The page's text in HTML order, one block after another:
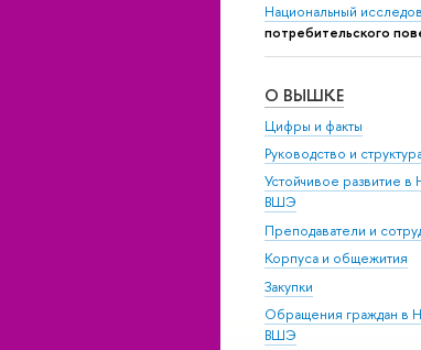
Национальный
потребительского
О ВЫШКЕ
Цифры и факты
Руководство и
Устойчивое развитие в
ВШЭ
Преподаватели и
Корпуса и общежития
Закупки
Обращения граждан в
ВШЭ